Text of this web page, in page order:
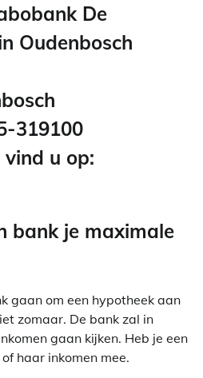
De
Oudenbosch
319100
u op:
bank je maximale
gaan om een hypotheek aan
zomaar. De bank zal in
gaan kijken. Heb je een
haar inkomen mee.